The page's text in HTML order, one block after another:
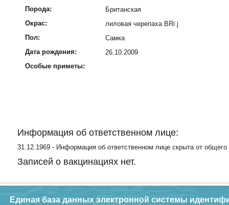
Порода:
Британская
Окрас:
лиловая черепаха BRi j
Пол:
Самка
Дата рождения:
26.10.2009
Особые приметы:
Информация об ответственном лице:
31.12.1969 - Информация об ответственном лице скрыта от общего
Записей о вакцинациях нет.
Единая база данных электронной системы